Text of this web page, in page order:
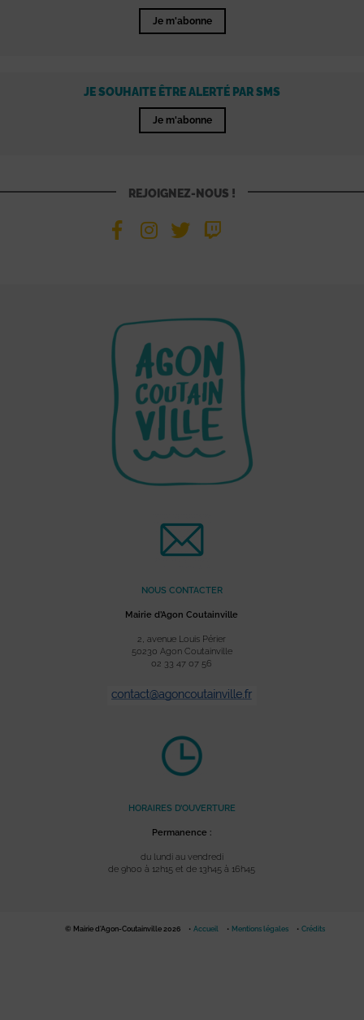
Je m'abonne
JE SOUHAITE ÊTRE ALERTÉ PAR SMS
Je m'abonne
REJOIGNEZ-NOUS !
NOUS CONTACTER
Mairie d’Agon Coutainville
2, avenue Louis Périer
50230 Agon Coutainville
02 33 47 07 56
HORAIRES D’OUVERTURE
Permanence :
du lundi au vendredi
de 9h00 à 12h15 et de 13h45 à 16h45
© Mairie d'Agon-Coutainville 2026 Accueil Mentions légales Crédits